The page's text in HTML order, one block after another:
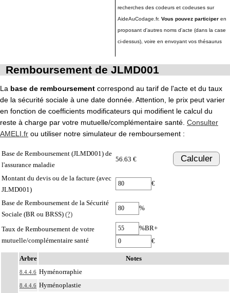
recherches des codeurs et codeuses sur
AideAuCodage.fr. Vous pouvez participer en
proposant d'autres noms d'acte (dans la case
ci-dessus), voire en envoyant vos thésaurus
Remboursement de JLMD001
La base de remboursement correspond au tarif de l'acte et du taux
de la sécurité sociale à une date donnée. Attention, le prix peut varier
en fonction de coefficients modificateurs qui modifient le calcul du
reste à charge par votre mutuelle/complémentaire santé. Consulter
AMELI.fr ou utiliser notre simulateur de remboursement :
Base de Remboursement (JLMD001) de
l'assurance maladie
56.63 € Calculer
Montant du devis ou de la facture (avec
JLMD001)
€
Base de Remboursement de la Sécurité
Sociale (BR ou BRSS) (?)
%
Taux de Remboursement de votre
mutuelle/complémentaire santé
%BR+
€
Arbre Notes
8.4.4.6 Hyménorraphie
8.4.4.6 Hyménoplastie